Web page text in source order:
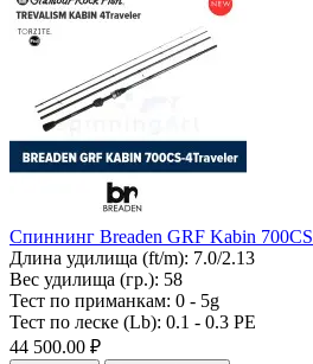
Спиннинг Breaden GRF Kabin
Длина удилища (ft/m): 7.0/2.13
Вес удилища (гр.): 58
Тест по приманкам: 0 - 5g
Тест по леске (Lb): 0.1 - 0.3 PE
44 500.00 ₽